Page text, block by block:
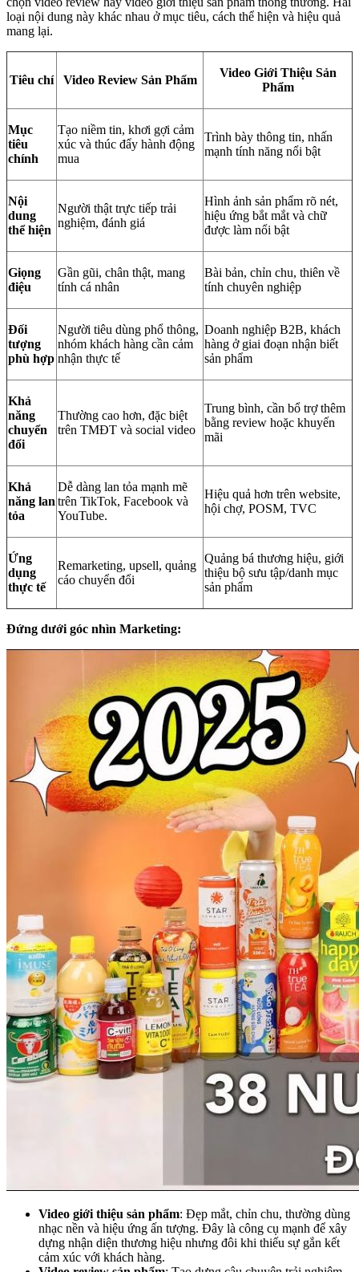
loại nội dung này khác nhau ở mục tiêu, cách thể hiện và hiệu quả
mang lại.
Tiêu chí Video Review Sản Phẩm
Video Giới Thiệu Sản
Phẩm
Mục
tiêu
chính
Tạo niềm tin, khơi gợi cảm
xúc và thúc đẩy hành động
mua
Trình bày thông tin, nhấn
mạnh tính năng nổi bật
Nội
dung
thể hiện
Người thật trực tiếp trải
nghiệm, đánh giá
Hình ảnh sản phẩm rõ nét,
hiệu ứng bắt mắt và chữ
được làm nổi bật
Giọng
điệu
Gần gũi, chân thật, mang
tính cá nhân
Bài bản, chỉn chu, thiên về
tính chuyên nghiệp
Đối
tượng
phù hợp
Người tiêu dùng phổ thông,
nhóm khách hàng cần cảm
nhận thực tế
Doanh nghiệp B2B, khách
hàng ở giai đoạn nhận biết
sản phẩm
Khả
năng
chuyển
đổi
Thường cao hơn, đặc biệt
trên TMĐT và social video
Trung bình, cần bổ trợ thêm
bằng review hoặc khuyến
mãi
Khả
năng lan
tỏa
Dễ dàng lan tỏa mạnh mẽ
trên TikTok, Facebook và
YouTube.
Hiệu quả hơn trên website,
hội chợ, POSM, TVC
Ứng
dụng
thực tế
Remarketing, upsell, quảng
cáo chuyển đổi
Quảng bá thương hiệu, giới
thiệu bộ sưu tập/danh mục
sản phẩm
Đứng dưới góc nhìn Marketing:
Video giới thiệu sản phẩm: Đẹp mắt, chỉn chu, thường dùng
nhạc nền và hiệu ứng ấn tượng. Đây là công cụ mạnh để xây
dựng nhận diện thương hiệu nhưng đôi khi thiếu sự gắn kết
cảm xúc với khách hàng.